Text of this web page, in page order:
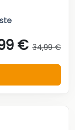
€ 34,99 €